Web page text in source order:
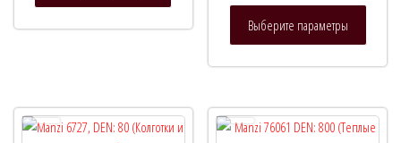
выбрать
Выберите параметры
Этот
Опции